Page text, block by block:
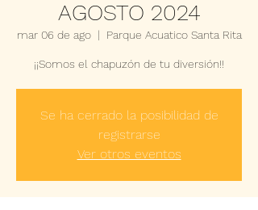
AGOSTO 2024
mar 06 de ago
  |
Parque Acuatico Santa Rita
¡¡Somos el chapuzón de tu diversión!!
Se ha cerrado la posibilidad de
registrarse
Ver otros eventos